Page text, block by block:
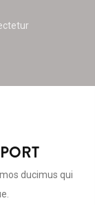
ducimus qui